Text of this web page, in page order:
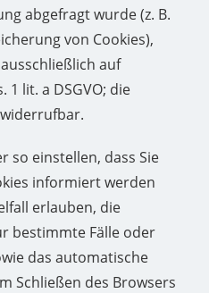
abgefragt wurde (z. B.
von Cookies),
auf
1 lit. a DSGVO; die
so einstellen, dass Sie
informiert werden
erlauben, die
bestimmte Fälle oder
das automatische
Schließen des Browsers